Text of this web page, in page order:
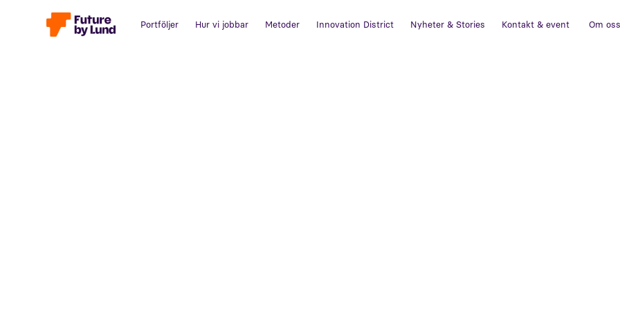
Portföljer Hur vi jobbar Metoder Innovation District Nyheter & Stories Kontakt & event Om